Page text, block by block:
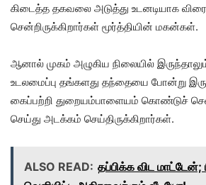
கிடைத்த தகவலை அடுத்து உடனடியாக
சென்றிருக்கிறார்கள் மூர்த்தியின் மகன்கள்.
ஆனால் முகம் அழுகிய நிலையில்
உடலமைப்பு தங்களது தந்தையை போன்று
கைப்பற்றி துறையம்பாளையம் கொண்டுச்
செய்து அடக்கம் செய்திருக்கிறார்கள்.
ALSO READ: தப்பிக்க விட மாட்டேன்;